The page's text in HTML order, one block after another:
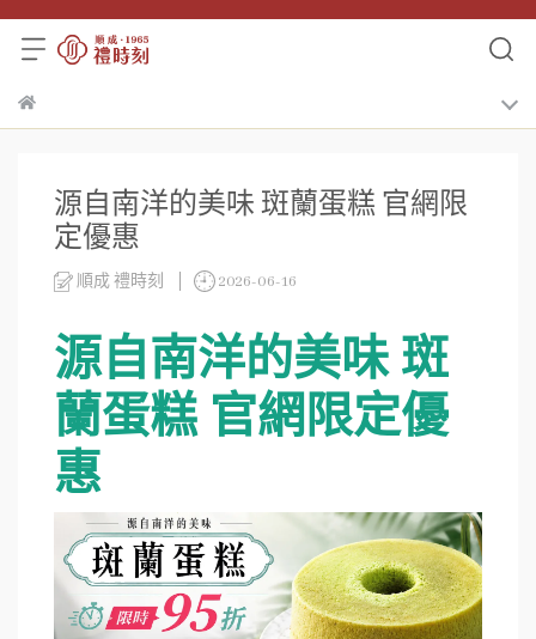
源自南洋的美味 斑蘭蛋糕 官網限
定優惠
順成 禮時刻 2026-06-16
源自南洋的美味 斑
蘭蛋糕 官網限定優
惠